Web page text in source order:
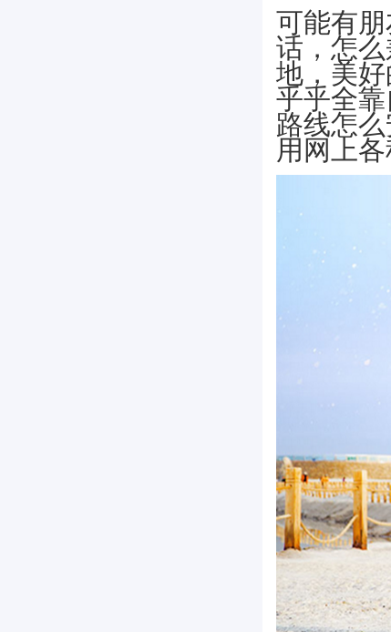
可能有
话，怎
地，美
乎乎全
路线怎
用网上